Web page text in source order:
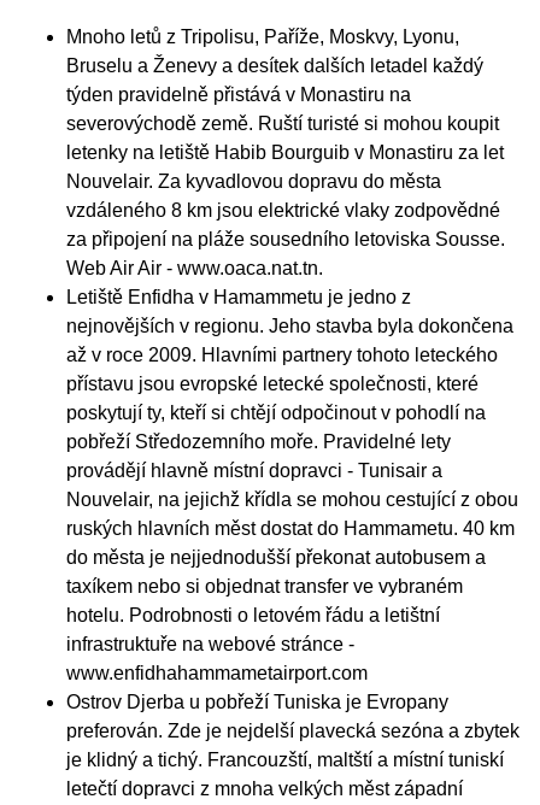
Mnoho letů z Tripolisu, Paříže, Moskvy, Lyonu,
Bruselu a Ženevy a desítek dalších letadel každý
týden pravidelně přistává v Monastiru na
severovýchodě země. Ruští turisté si mohou koupit
letenky na letiště Habib Bourguib v Monastiru za let
Nouvelair. Za kyvadlovou dopravu do města
vzdáleného 8 km jsou elektrické vlaky zodpovědné
za připojení na pláže sousedního letoviska Sousse.
Web Air Air - www.oaca.nat.tn.
Letiště Enfidha v Hamammetu je jedno z
nejnovějších v regionu. Jeho stavba byla dokončena
až v roce 2009. Hlavními partnery tohoto leteckého
přístavu jsou evropské letecké společnosti, které
poskytují ty, kteří si chtějí odpočinout v pohodlí na
pobřeží Středozemního moře. Pravidelné lety
provádějí hlavně místní dopravci - Tunisair a
Nouvelair, na jejichž křídla se mohou cestující z obou
ruských hlavních měst dostat do Hammametu. 40 km
do města je nejjednodušší překonat autobusem a
taxíkem nebo si objednat transfer ve vybraném
hotelu. Podrobnosti o letovém řádu a letištní
infrastruktuře na webové stránce -
www.enfidhahammametairport.com
Ostrov Djerba u pobřeží Tuniska je Evropany
preferován. Zde je nejdelší plavecká sezóna a zbytek
je klidný a tichý. Francouzští, maltští a místní tuniskí
letečtí dopravci z mnoha velkých měst západní